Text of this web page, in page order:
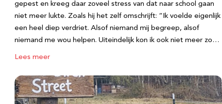
gepest en kreeg daar zoveel stress van dat naar school gaan
niet meer lukte. Zoals hij het zelf omschrijft: “Ik voelde eigenlijk
een heel diep verdriet. Alsof niemand mij begreep, alsof
niemand me wou helpen. Uiteindelijk kon ik ook niet meer zo…
Lees meer